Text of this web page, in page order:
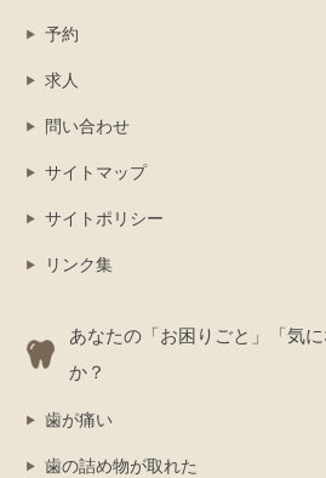
予約
求人
問い合わせ
サイトマップ
サイトポリシー
リンク集
あなたの「お困りごと」「気
か？
歯が痛い
歯の詰め物が取れた